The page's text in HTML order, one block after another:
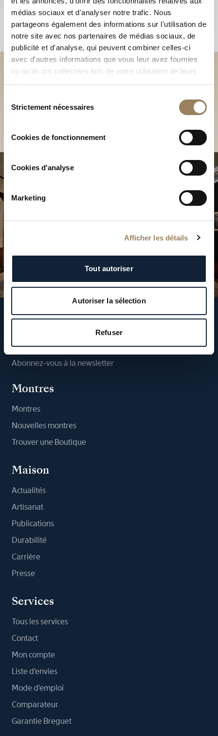
médias sociaux et d'analyser notre trafic. Nous
partageons également des informations sur l'utilisation de
notre site avec nos partenaires de médias sociaux, de
publicité et d'analyse, qui peuvent combiner celles-ci
avec d'autres informations que vous leur avez fournies
ou qu'ils ont collectées lors de votre utilisation de leurs
services.
duStrictement nécessaires
Cookies de fonctionnement
Cookies d'analyse
Marketing
Afficher les détails
Tout autoriser
Autoriser la sélection
Refuser
Découvrez nos collections
en Boutique
Suivez-nous
Abonnez-vous à la newsletter
Montres
Montres
Nouvelles montres
Trouver une Boutique
Maison
Actualités
Artisanat
Publications
Durabilité
Carrière
Presse
Services
Tous les services
Contact
Mon compte
Liste d'envies
Mode d'emploi
Comparateur
Garantie Breguet